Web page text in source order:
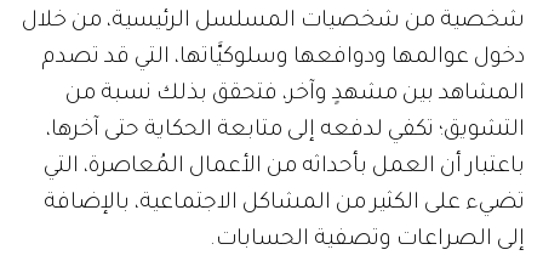
شخصية من شخصيات المسلسل الرئيسية، من خلال
دخول عوالمها ودوافعها وسلوكيَّاتها، التي قد تصدم
المشاهد بين مشهدٍ وآخر، فتحقق بذلك نسبة من
التشويق؛ تكفي لدفعه إلى متابعة الحكاية حتى آخرها،
باعتبار أن العمل بأحداثه من الأعمال المُعاصرة، التي
تضيء على الكثير من المشاكل الاجتماعية، بالإضافة
إلى الصراعات وتصفية الحسابات.